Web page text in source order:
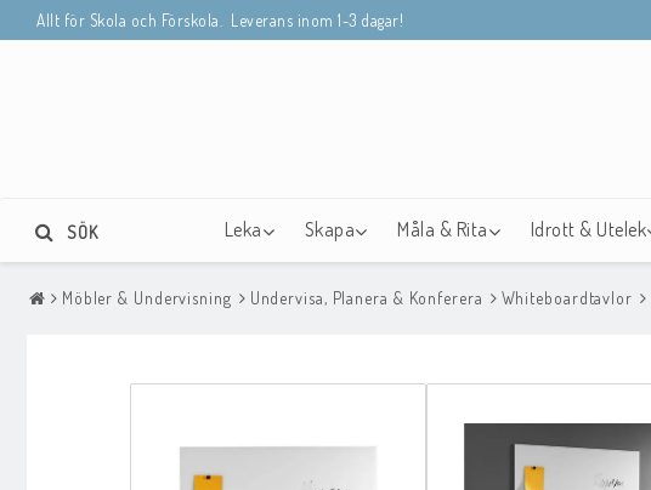
Allt för Skola och Förskola. Leverans inom 1-3 dagar!
Leka Skapa Måla & Rita Idrott & Utelek
SÖK
Möbler & Undervisning Undervisa, Planera & Konferera Whiteboardtavlor